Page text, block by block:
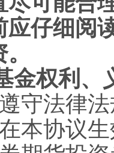
应仔细阅
金权利、
守法律
本协议